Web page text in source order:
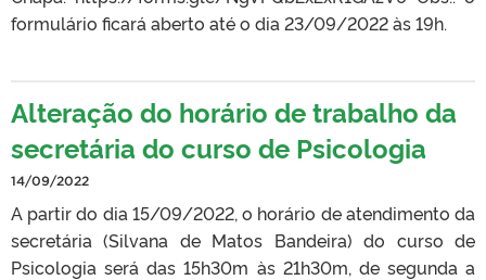
formulário ficará aberto até o dia 23/09/2022 às 19h.
Alteração do horário de trabalho da
secretária do curso de Psicologia
14/09/2022
A partir do dia 15/09/2022, o horário de atendimento da
secretária (Silvana de Matos Bandeira) do curso de
Psicologia será das 15h30m às 21h30m, de segunda a